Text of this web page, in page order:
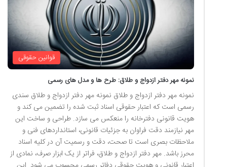
قوانین حقوقی
نمونه مهر دفتر ازدواج و طلاق: طرح ها و مدل های رسمی
نمونه مهر دفتر ازدواج و طلاق نمونه مهر دفتر ازدواج و طلاق سندی
رسمی است که اعتبار حقوقی اسناد ثبت شده را تضمین می کند و
هویت قانونی دفترخانه را منعکس می سازد. طراحی و ساخت این
مهر نیازمند دقت فراوان به جزئیات قانونی، استانداردهای فنی و
ملاحظات بصری است تا صحت، دقت و رسمیت آن در کلیه اسناد
محرز باشد. مهر دفتر ازدواج و طلاق، فراتر از یک ابزار صرف، نمادی از